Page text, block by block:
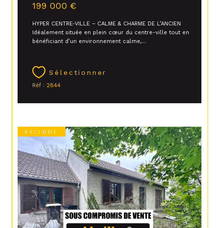
199 000 €
HYPER CENTRE-VILLE – CALME & CHARME DE L’ANCIEN
Idéalement située en plein cœur du centre-ville tout en
bénéficiant d’un environnement calme,...
Sélectionner
Réf : 2844
EXCLUSIF